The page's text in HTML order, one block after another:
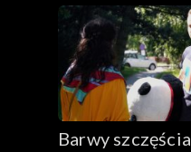
Barwy szczęścia